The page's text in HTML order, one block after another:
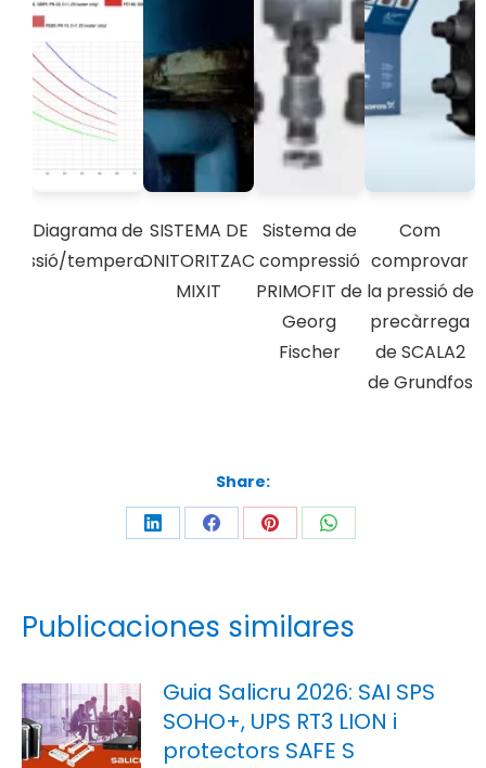
Diagrama de
temperatura
SISTEMA DE
MONITORITZACIÓ
MIXIT
Sistema de
compressió
PRIMOFIT de
Georg
Fischer
Com
comprovar
la pressió de
precàrrega
de SCALA2
de Grundfos
Share:
Publicaciones similares
Guia Salicru 2026: SAI SPS
SOHO+, UPS RT3 LION i
protectors SAFE S